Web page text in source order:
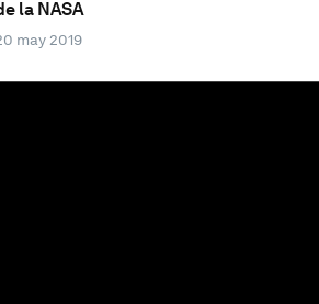
la NASA
may 2019